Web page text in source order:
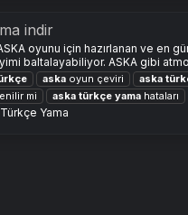
indir
oyunu için hazırlanan ve
baltalayabiliyor. ASKA gibi
aska oyun çeviri aska
mi aska türkçe yama hataları
Yama